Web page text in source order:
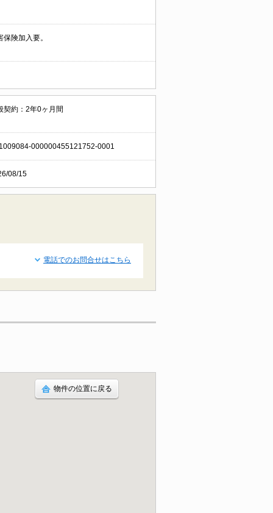
保険加入要。
契約：2年0ヶ月間
000000455121752-0001
08/15
電話でのお問合せはこちら
物件の位置に戻る